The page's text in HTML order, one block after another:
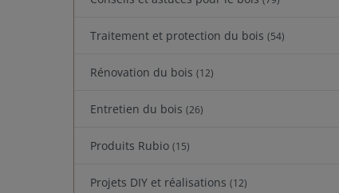
Traitement et protection du bois (54)
Rénovation du bois (12)
Entretien du bois (26)
Produits Rubio (15)
Projets DIY et réalisations (12)